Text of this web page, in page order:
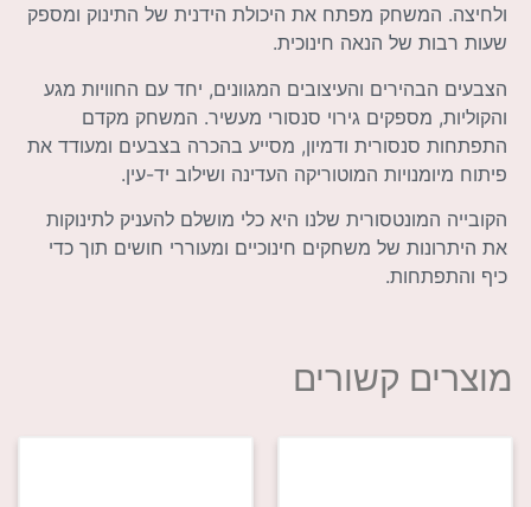
ולחיצה. המשחק מפתח את היכולת הידנית של התינוק ומספק
שעות רבות של הנאה חינוכית.
הצבעים הבהירים והעיצובים המגוונים, יחד עם החוויות מגע
והקוליות, מספקים גירוי סנסורי מעשיר. המשחק מקדם
התפתחות סנסורית ודמיון, מסייע בהכרה בצבעים ומעודד את
פיתוח מיומנויות המוטוריקה העדינה ושילוב יד-עין.
הקובייה המונטסורית שלנו היא כלי מושלם להעניק לתינוקות
את היתרונות של משחקים חינוכיים ומעוררי חושים תוך כדי
כיף והתפתחות.
מוצרים קשורים